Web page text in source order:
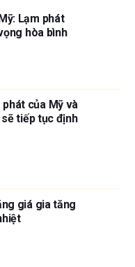
Lạm phát
hòa bình
phát của Mỹ và
tiếp tục định
giá gia tăng